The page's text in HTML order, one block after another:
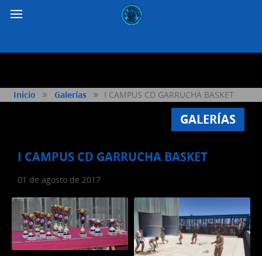
GALERÍAS
Inicio Galerías I CAMPUS CD GARRUCHA BASKET
I CAMPUS CD GARRUCHA BASKET
01 de agosto de 2017